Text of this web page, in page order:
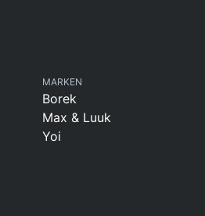
MARKEN
Borek
Max & Luuk
Yoi